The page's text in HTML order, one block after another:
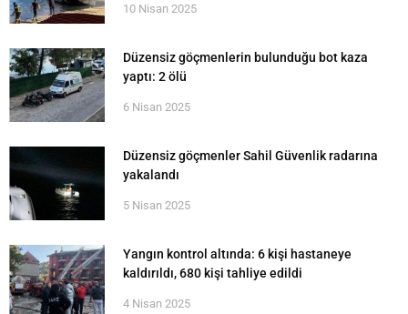
10 Nisan 2025
Düzensiz göçmenlerin bulunduğu bot kaza
yaptı: 2 ölü
6 Nisan 2025
Düzensiz göçmenler Sahil Güvenlik radarına
yakalandı
5 Nisan 2025
Yangın kontrol altında: 6 kişi hastaneye
kaldırıldı, 680 kişi tahliye edildi
4 Nisan 2025